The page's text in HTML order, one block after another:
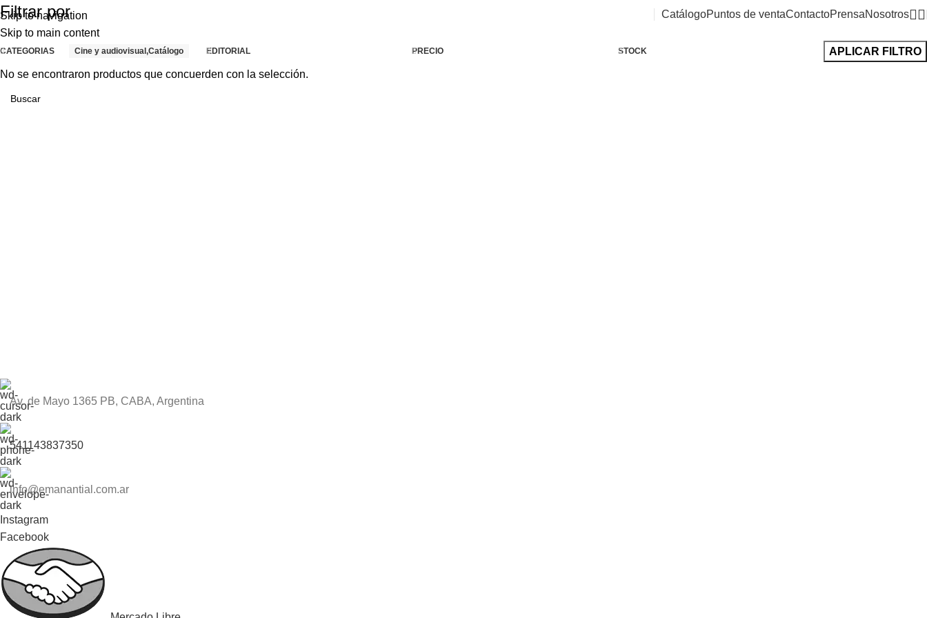
Skip to navigation
Skip to main content
CatálogoPuntos de ventaContactoPrensaNosotros
Filtrar por
CATEGORIAS Cine y audiovisual,Catálogo EDITORIAL PRECIO STOCK
APLICAR FILTRO
No se encontraron productos que concuerden con la selección.
Av. de Mayo 1365 PB, CABA, Argentina
541143837350
info@emanantial.com.ar
Instagram
Facebook